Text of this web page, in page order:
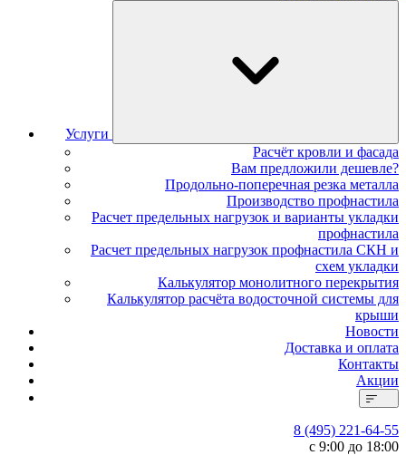
Услуги
Расчёт кровли и фасада
Вам предложили дешевле?
Продольно-поперечная резка металла
Производство профнастила
Расчет предельных нагрузок и варианты укладки
профнастила
Расчет предельных нагрузок профнастила СКН и
схем укладки
Калькулятор монолитного перекрытия
Калькулятор расчёта водосточной системы для
крыши
Новости
Доставка и оплата
Контакты
Акции
8 (495) 221-64-55
с 9:00 до 18:00